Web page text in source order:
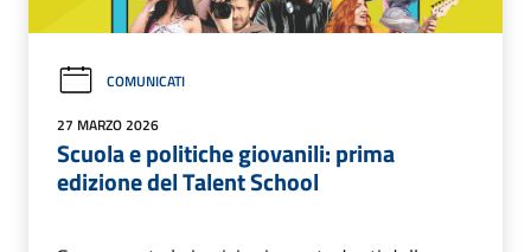
COMUNICATI
27 MARZO 2026
Scuola e politiche giovanili: prima
edizione del Talent School